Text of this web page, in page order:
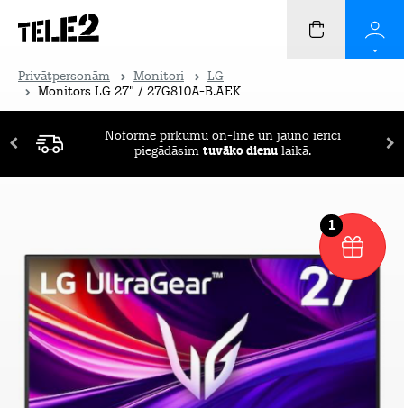
Privātpersonām Monitori
LG
Monitors LG 27" / 27G810A-B.AEK
Noformē pirkumu on-line un jauno ierīci
piegādāsim tuvāko dienu laikā.
1